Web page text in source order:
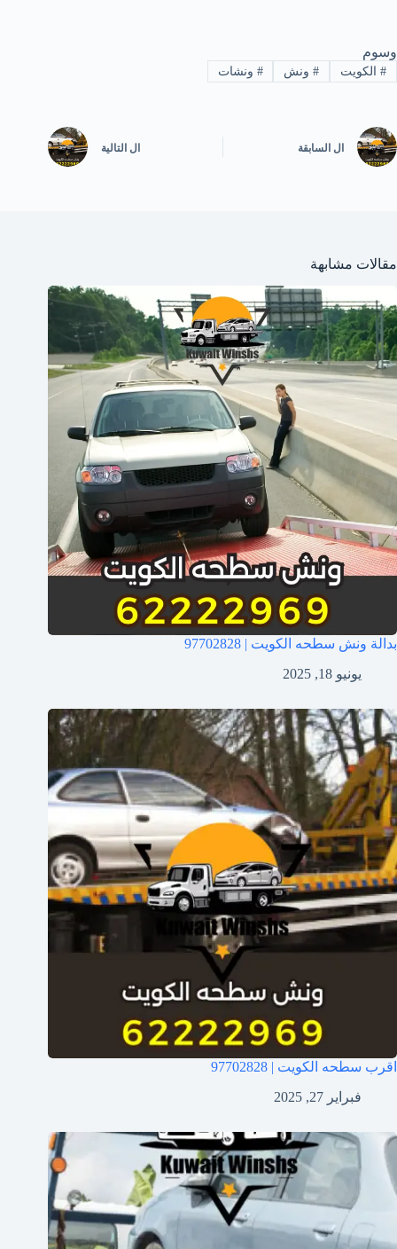
وسوم
#الكويت #ونش # ونشات
ال السابقة ال التالية
مقالات مشابهة
بدالة ونش سطحه الكويت | 97702828
يونيو 18, 2025
اقرب سطحه الكويت | 97702828
فبراير 27, 2025